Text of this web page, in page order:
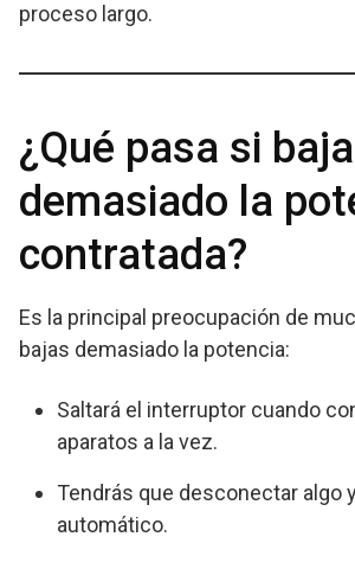
proceso largo.
¿Qué pasa si
demasiado la
contratada?
Es la principal preocupación de
bajas demasiado la potencia:
Saltará el interruptor cuando
aparatos a la vez.
Tendrás que desconectar algo
automático.